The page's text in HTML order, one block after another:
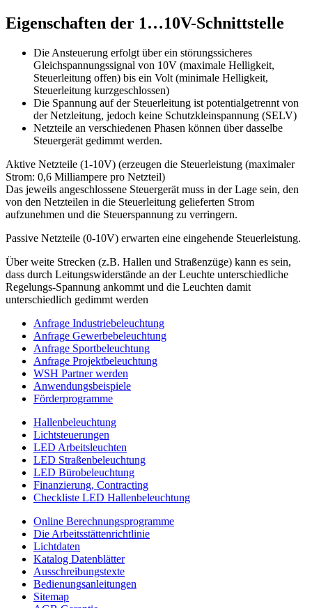
Eigenschaften der 1…10V-Schnittstelle
Die Ansteuerung erfolgt über ein störungssicheres
Gleichspannungssignal von 10V (maximale Helligkeit,
Steuerleitung offen) bis ein Volt (minimale Helligkeit,
Steuerleitung kurzgeschlossen)
Die Spannung auf der Steuerleitung ist potentialgetrennt von
der Netzleitung, jedoch keine Schutzkleinspannung (SELV)
Netzteile an verschiedenen Phasen können über dasselbe
Steuergerät gedimmt werden.
Aktive Netzteile (1-10V) (erzeugen die Steuerleistung (maximaler
Strom: 0,6 Milliampere pro Netzteil)
Das jeweils angeschlossene Steuergerät muss in der Lage sein, den
von den Netzteilen in die Steuerleitung gelieferten Strom
aufzunehmen und die Steuerspannung zu verringern.
Passive Netzteile (0-10V) erwarten eine eingehende Steuerleistung.
Über weite Strecken (z.B. Hallen und Straßenzüge) kann es sein,
dass durch Leitungswiderstände an der Leuchte unterschiedliche
Regelungs-Spannung ankommt und die Leuchten damit
unterschiedlich gedimmt werden
Anfrage Industriebeleuchtung
Anfrage Gewerbebeleuchtung
Anfrage Sportbeleuchtung
Anfrage Projektbeleuchtung
WSH Partner werden
Anwendungsbeispiele
Förderprogramme
Hallenbeleuchtung
Lichtsteuerungen
LED Arbeitsleuchten
LED Straßenbeleuchtung
LED Bürobeleuchtung
Finanzierung, Contracting
Checkliste LED Hallenbeleuchtung
Online Berechnungsprogramme
Die Arbeitsstättenrichtlinie
Lichtdaten
Katalog Datenblätter
Ausschreibungstexte
Bedienungsanleitungen
Sitemap